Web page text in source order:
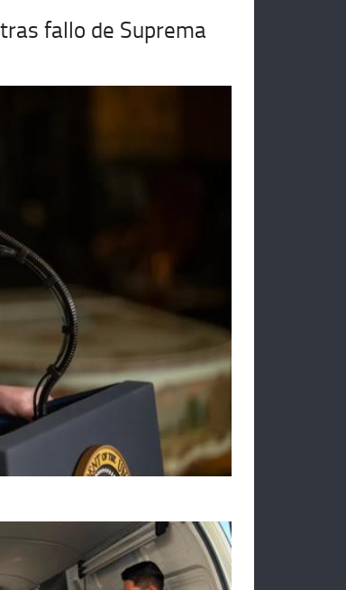
fallo de Suprema